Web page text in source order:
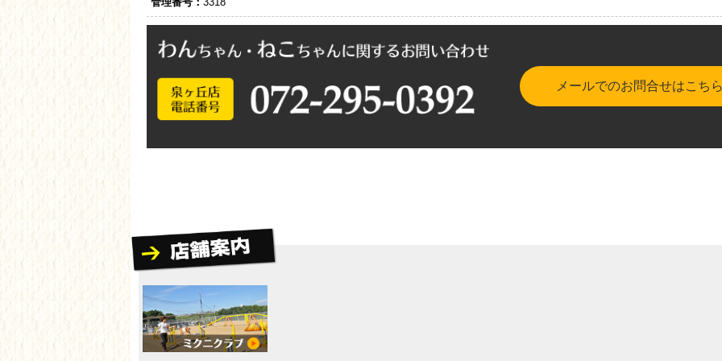
メールでのお問合せはこち